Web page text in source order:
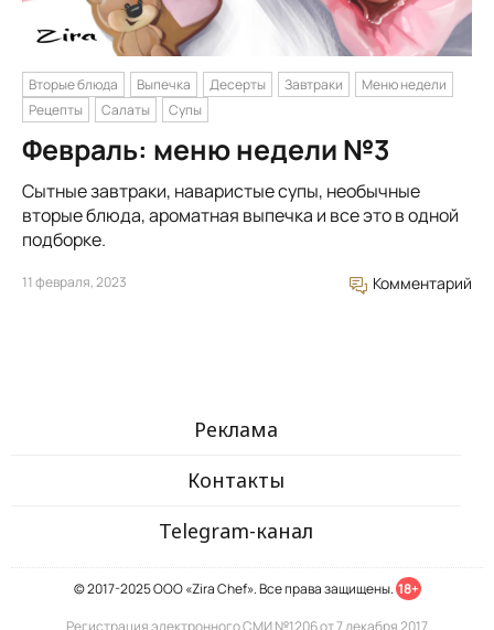
Вторые блюда Выпечка Десерты Завтраки
Меню недели
Рецепты
Салаты Супы
Февраль: меню недели №3
Сытные завтраки, наваристые супы, необычные
вторые блюда, ароматная выпечка и все это в одной
подборке.
11 февраля, 2023 Комментарий
Реклама
Контакты
Telegram-канал
© 2017-2025 ООО «Zira Chef». Все права защищены. 18+
Регистрация электронного СМИ №1206 от 7 декабря 2017